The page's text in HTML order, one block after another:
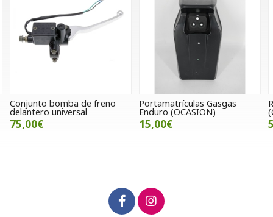
Portamatrículas Gasgas
Enduro (OCASION)
15,00€
Respaldo Hyosung GV 650
(OCASION)
50,00€